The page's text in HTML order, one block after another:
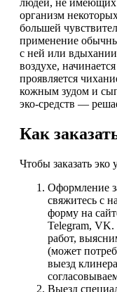
людей, не имеющих
организм
большей
применение
с ней или
воздухе,
проявляется
кожным зудом и
эко-средств —
Как
Чтобы заказать эко
Оформление
свяжитесь с
форму на
Telegram,
работ,
(может
выезд
Выезд